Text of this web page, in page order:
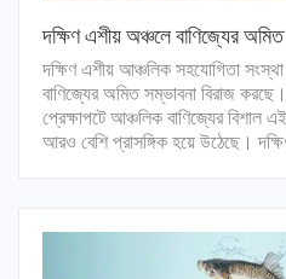
দক্ষিণ এশীয় অঞ্চলে বাণিজ্যের
দক্ষিণ এশীয় আঞ্চলিক সহযোগিতা
বাণিজ্যের অমিত সম্ভাবনা বিরাজ
প্রেক্ষাপটে আঞ্চলিক বাণিজ্যের বিশাল
আরও বেশি প্রাসঙ্গিক হয়ে উঠেছে।